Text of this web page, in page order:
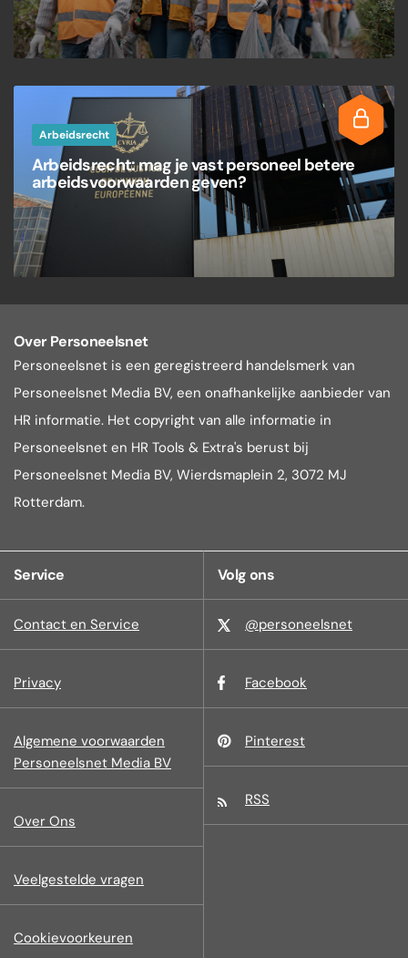
Arbeidsrecht
Arbeidsrecht: mag je vast personeel betere
arbeidsvoorwaarden geven?
Over Personeelsnet
Personeelsnet is een geregistreerd handelsmerk van
Personeelsnet Media BV, een onafhankelijke aanbieder van
HR informatie. Het copyright van alle informatie in
Personeelsnet en HR Tools & Extra's berust bij
Personeelsnet Media BV, Wierdsmaplein 2, 3072 MJ
Rotterdam.
Service
Contact en Service
Privacy
Algemene voorwaarden
Personeelsnet Media BV
Over Ons
Veelgestelde vragen
Cookievoorkeuren
Volg ons
@personeelsnet
Facebook
Pinterest
RSS